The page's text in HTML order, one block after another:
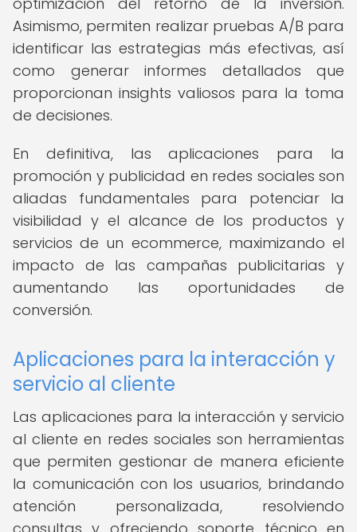
Asimismo, permiten realizar pruebas A/B para
identificar las estrategias más efectivas, así
como generar informes detallados que
proporcionan insights valiosos para la toma
de decisiones.
En definitiva, las aplicaciones para la
promoción y publicidad en redes sociales son
aliadas fundamentales para potenciar la
visibilidad y el alcance de los productos y
servicios de un ecommerce, maximizando el
impacto de las campañas publicitarias y
aumentando las oportunidades de
conversión.
Aplicaciones para la interacción y
servicio al cliente
Las aplicaciones para la interacción y servicio
al cliente en redes sociales son herramientas
que permiten gestionar de manera eficiente
la comunicación con los usuarios, brindando
atención personalizada, resolviendo